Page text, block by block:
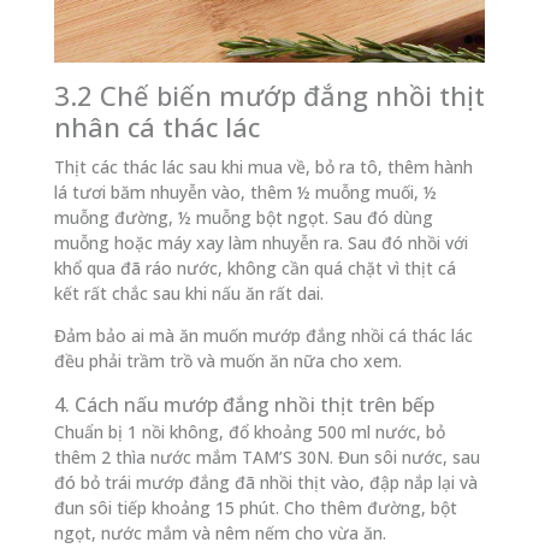
3.2 Chế biến mướp đắng nhồi thịt
nhân cá thác lác
Thịt các thác lác sau khi mua về, bỏ ra tô, thêm hành
lá tươi băm nhuyễn vào, thêm ½ muỗng muối, ½
muỗng đường, ½ muỗng bột ngọt. Sau đó dùng
muỗng hoặc máy xay làm nhuyễn ra. Sau đó nhồi với
khổ qua đã ráo nước, không cần quá chặt vì thịt cá
kết rất chắc sau khi nấu ăn rất dai.
Đảm bảo ai mà ăn muốn mướp đắng nhồi cá thác lác
đều phải trầm trồ và muốn ăn nữa cho xem.
4. Cách nấu mướp đắng nhồi thịt trên bếp
Chuẩn bị 1 nồi không, đổ khoảng 500 ml nước, bỏ
thêm 2 thìa nước mắm TAM’S 30N. Đun sôi nước, sau
đó bỏ trái mướp đắng đã nhồi thịt vào, đập nắp lại và
đun sôi tiếp khoảng 15 phút. Cho thêm đường, bột
ngọt, nước mắm và nêm nếm cho vừa ăn.